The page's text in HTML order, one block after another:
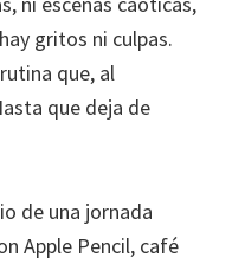
gritos ni culpas.
que, al
que deja de
de una jornada
Apple Pencil, café